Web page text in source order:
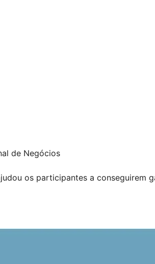
de Negócios
os participantes a conseguirem